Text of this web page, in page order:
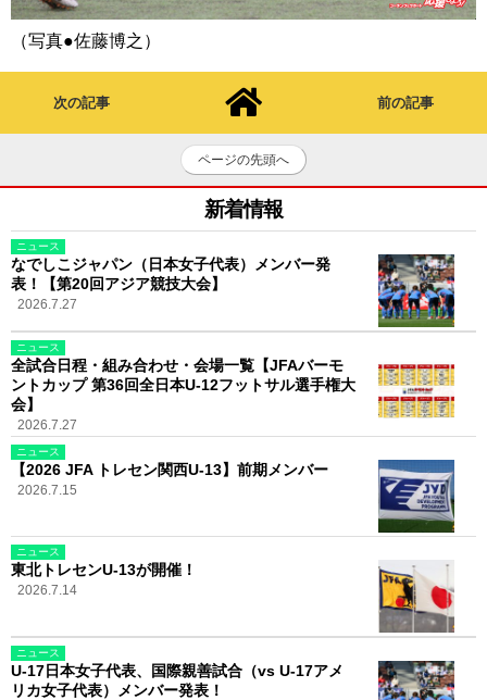
（写真●佐藤博之）
次の記事 前の記事
ページの先頭へ
新着情報
ニュース
なでしこジャパン（日本女子代表）メンバー発
表！【第20回アジア競技大会】
2026.7.27
ニュース
全試合日程・組み合わせ・会場一覧【JFAバーモ
ントカップ 第36回全日本U-12フットサル選手権大
会】
2026.7.27
ニュース
【2026 JFA トレセン関西U-13】前期メンバー
2026.7.15
ニュース
東北トレセンU-13が開催！
2026.7.14
ニュース
U-17日本女子代表、国際親善試合（vs U-17アメ
リカ女子代表）メンバー発表！